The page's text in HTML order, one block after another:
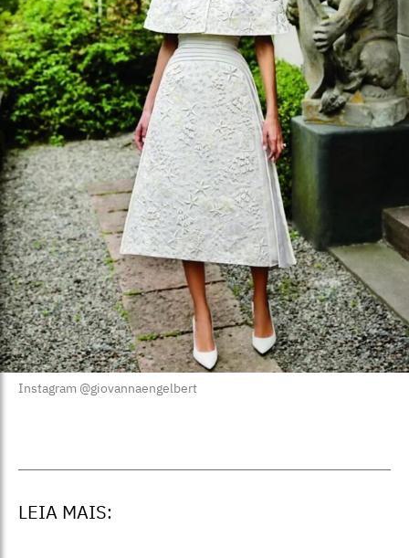
Instagram @giovannaengelbert
LEIA MAIS: